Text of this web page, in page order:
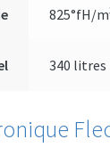
825°fH/m
340 litres